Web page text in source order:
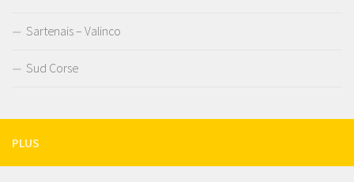
Sartenais – Valinco
Sud Corse
PLUS